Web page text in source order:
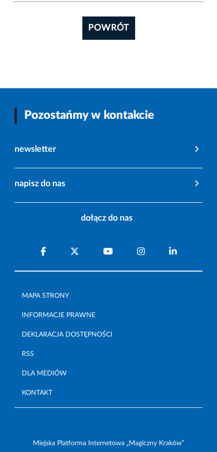
POWRÓT
Pozostańmy w kontakcie
newsletter
napisz do nas
dołącz do nas
MAPA STRONY
INFORMACJE PRAWNE
DEKLARACJA DOSTĘPNOŚCI
RSS
DLA MEDIÓW
KONTAKT
Miejska Platforma Internetowa „Magiczny Kraków”